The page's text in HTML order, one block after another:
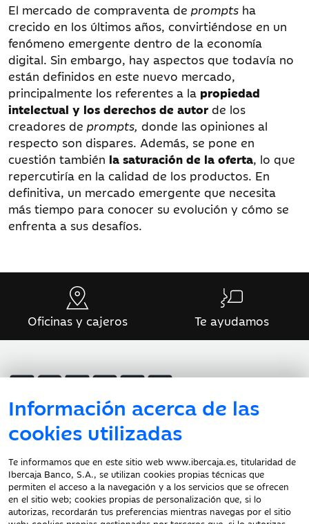
El mercado de compraventa de prompts ha
crecido en los últimos años, convirtiéndose en un
fenómeno emergente dentro de la economía
digital. Sin embargo, hay aspectos que todavía no
están definidos en este nuevo mercado,
principalmente los referentes a la propiedad
intelectual y los derechos de autor de los
creadores de prompts, donde las opiniones al
respecto son dispares. Además, se pone en
cuestión también la saturación de la oferta, lo que
repercutiría en la calidad de los productos. En
definitiva, un mercado emergente que necesita
más tiempo para conocer su evolución y cómo se
enfrenta a sus desafíos.
Información acerca de las
cookies utilizadas
Te informamos que en este sitio web www.ibercaja.es, titularidad de
Ibercaja Banco, S.A., se utilizan cookies propias técnicas que
permiten el acceso a la navegación y a los servicios que se ofrecen
en el sitio web; cookies propias de personalización que, si lo
autorizas, recordarán tus preferencias mientras navegas por el sitio
Oficinas y cajeros Te ayudamos
Atención al cliente
Documentación a clientes
Aviso Legal
Protección datos